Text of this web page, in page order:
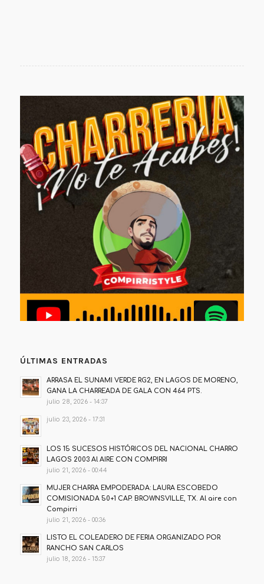
ÚLTIMAS ENTRADAS
ARRASA EL SUNAMI VERDE RG2, EN LAGOS DE MORENO,
GANA LA CHARREADA DE GALA CON 464 PTS.
julio 28, 2026 - 14:37
julio 23, 2026 - 17:31
LOS 15 SUCESOS HISTÓRICOS DEL NACIONAL CHARRO
LAGOS 2003 Al AIRE CON COMPIRRI
julio 21, 2026 - 00:44
MUJER CHARRA EMPODERADA: LAURA ESCOBEDO
COMISIONADA 50+1 CAP. BROWNSVILLE, TX. Al aire con
Compirri
julio 21, 2026 - 00:36
LISTO EL COLEADERO DE FERIA ORGANIZADO POR
RANCHO SAN CARLOS
julio 18, 2026 - 15:37